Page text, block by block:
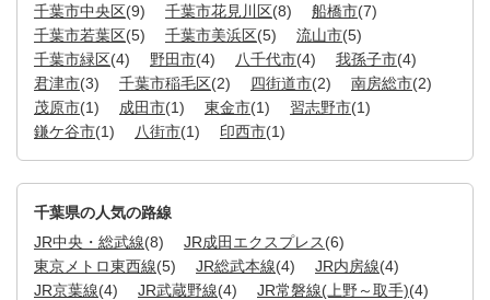
千葉市中央区(9) 千葉市花見川区(8) 船橋市(7)
千葉市若葉区(5) 千葉市美浜区(5) 流山市(5)
千葉市緑区(4) 野田市(4) 八千代市(4) 我孫子市(4)
君津市(3) 千葉市稲毛区(2) 四街道市(2) 南房総市(2)
茂原市(1) 成田市(1) 東金市(1) 習志野市(1)
鎌ケ谷市(1) 八街市(1) 印西市(1)
千葉県の人気の路線
JR中央・総武線(8) JR成田エクスプレス(6)
東京メトロ東西線(5) JR総武本線(4) JR内房線(4)
JR京葉線(4) JR武蔵野線(4) JR常磐線(上野～取手)(4)